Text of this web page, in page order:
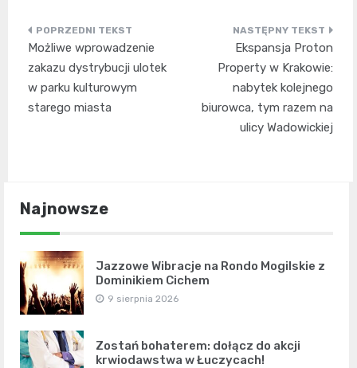
Nawigacja
wpisu
Możliwe wprowadzenie
zakazu dystrybucji ulotek
w parku kulturowym
starego miasta
Ekspansja Proton
Property w Krakowie:
nabytek kolejnego
biurowca, tym razem na
ulicy Wadowickiej
Najnowsze
Jazzowe Wibracje na Rondo Mogilskie z
Dominikiem Cichem
9 sierpnia 2026
Zostań bohaterem: dołącz do akcji
krwiodawstwa w Łuczycach!